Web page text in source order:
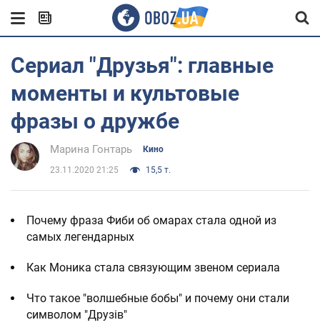
Сериал "Друзья": главные
моменты и культовые
фразы о дружбе
Марина Гонтарь Кино
23.11.2020 21:25 15,5 т.
Почему фраза Фиби об омарах стала одной из
самых легендарных
Как Моника стала связующим звеном сериала
Что такое "волшебные бобы" и почему они стали
символом "Друзів"